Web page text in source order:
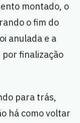
montado, o
o fim do
anulada e a
finalização
para trás,
há como voltar